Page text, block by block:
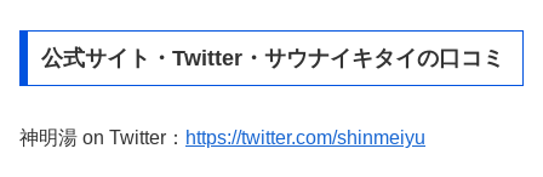
公式サイト・Twitter・サウナイキタイの口コミ
神明湯 on Twitter： https://twitter.com/shinmeiyu